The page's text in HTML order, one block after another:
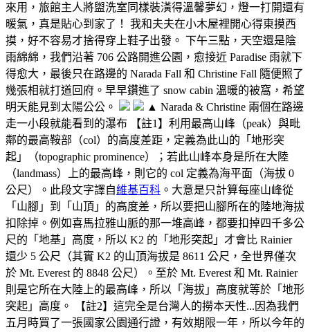
來用，旅館主人將盥洗室同樣裝潢得溫馨夢幻，燈一打開還有
暖氣，真是貼心到家了！ 我和夫夫在小木屋裡開心得東摸西
摸，好不容易才捨得穿上鞋子出發。 下午三點，天空還是陰
雨綿綿，我們沿著 706 公路開進公園，愈接近 Paradise 雨就下
得愈大，最後只在路邊的 Narada Fall 和 Christine Fall 隨便照了
幾張相就打道回府。早早鑽進了 snow cabin 溫暖的被窩，希望
明天能見到太陽公公。
▲ Narada & Christine 兩個在路邊
走一小段就能看到的瀑布 【註1】利用最高山峰（peak）與毗
鄰的最高鞍部（col）的高度差距，定義為此山的「地形突
起」（topographic prominence）；若此山峰本身是所在大陸
（landmass）上的最高峰，則它的 col 定義為海平面（海拔 0
公尺）。此段文字譯自維基百科 。大意是只計算每座山峰從
「山腳」到「山頂」的高度差，所以要把山腳所在的陸地海拔
扣除掉。例如喜馬拉雅山脈的那一堆高峰，都要扣掉四千多公
尺的「地基」高度，所以 K2 的「地形突起」才會比 Rainier
還少 5 公尺（其實 K2 的山頂海拔是 8611 公尺，全世界僅次
於 Mt. Everest 的 8848 公尺）。至於 Mt. Everest 和 Mt. Rainier
則是它所在大陸上的最高峰，所以「海拔」高度就等於「地形
突起」高度。 【註2】這完全是台灣人的撈本天性...因為我們
五月時買了一張國家公園通行證，有效期限一年，所以今年的